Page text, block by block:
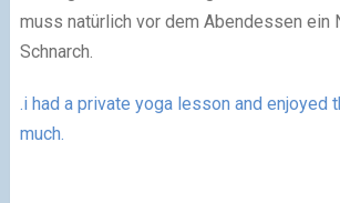
muss natürlich vor dem Abendessen ein
Schnarch.
.i had a private yoga lesson and enjoyed
much.